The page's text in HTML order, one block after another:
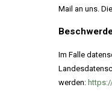
Mail an uns.
Im Falle
werden: